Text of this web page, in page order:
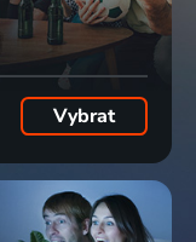
Vybrat